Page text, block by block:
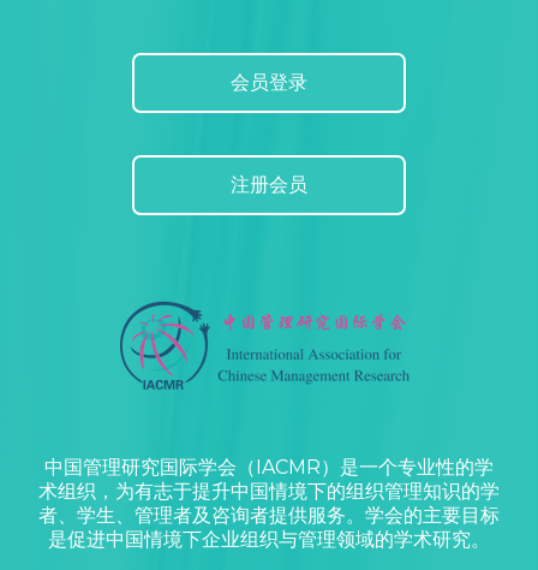
会员登录
注册会员
中国管理研究国际学会（IACMR）是一个专业性的学
术组织，为有志于提升中国情境下的组织管理知识的学
者、学生、管理者及咨询者提供服务。学会的主要目标
是促进中国情境下企业组织与管理领域的学术研究。